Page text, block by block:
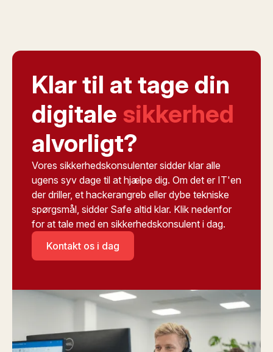
Klar til at tage din
digitale sikkerhed
alvorligt?
Vores sikkerhedskonsulenter sidder klar alle
ugens syv dage til at hjælpe dig. Om det er IT'en
der driller, et hackerangreb eller dybe tekniske
spørgsmål, sidder Safe altid klar. Klik nedenfor
for at tale med en sikkerhedskonsulent i dag.
Kontakt os i dag